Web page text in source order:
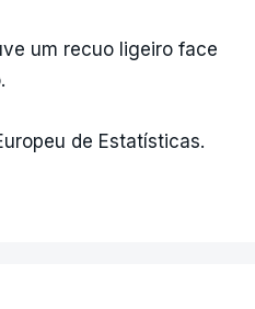
um recuo ligeiro face
de Estatísticas.